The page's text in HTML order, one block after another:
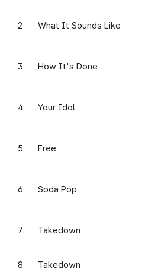
2 What It Sounds Like
3 How It's Done
4 Your Idol
5 Free
6 Soda Pop
7 Takedown
8 Takedown